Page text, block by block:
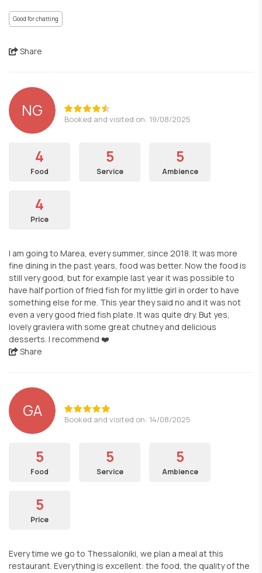
Good for chatting
Share
NG Booked and visited on: 19/08/2025
4
Food
5
Service
5
Ambience
4
Price
I am going to Marea, every summer, since 2018. It was more
fine dining in the past years, food was better. Now the food is
still very good, but for example last year it was possible to
have half portion of fried fish for my little girl in order to have
something else for me. This year they said no and it was not
even a very good fried fish plate. It was quite dry. But yes,
lovely graviera with some great chutney and delicious
desserts. I recommend ❤️
Share
GA Booked and visited on: 14/08/2025
5
Food
5
Service
5
Ambience
5
Price
Every time we go to Thessaloniki, we plan a meal at this
restaurant. Everything is excellent: the food, the quality of the